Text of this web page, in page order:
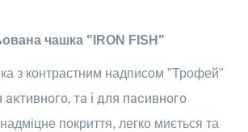
чашка "IRON FISH"
з контрастним надписом "Трофей"
активного, та і для пасивного
покриття, легко миється та